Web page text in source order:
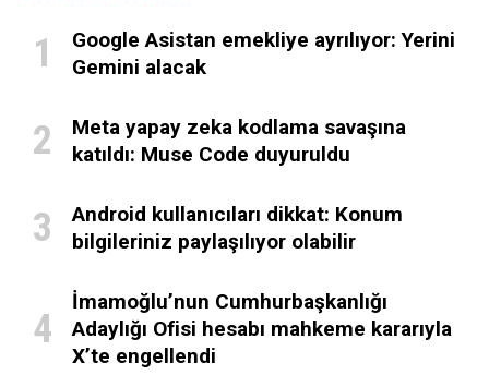
Google Asistan emekliye ayrılıyor: Yerini
Gemini alacak
Meta yapay zeka kodlama savaşına
katıldı: Muse Code duyuruldu
Android kullanıcıları dikkat: Konum
bilgileriniz paylaşılıyor olabilir
İmamoğlu’nun Cumhurbaşkanlığı
Adaylığı Ofisi hesabı mahkeme kararıyla
X’te engellendi